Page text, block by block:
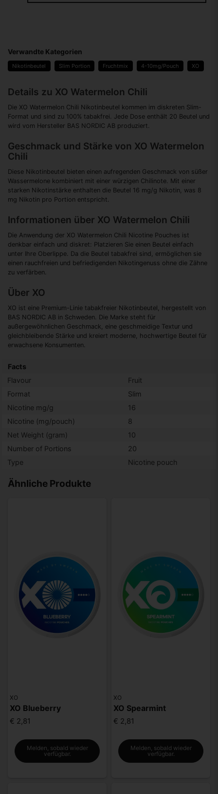
Ähnliche Produkte
XO
XO Blueberry
€ 2,81
Melden, sobald wieder
verfügbar.
XO
XO Spearmint
€ 2,81
Melden, sobald wieder
verfügbar.
Verwandte Kategorien
Nikotinbeutel Slim Portion Fruchtmix 4-10mg/Pouch XO
Details zu XO Watermelon Chili
Die XO Watermelon Chili Nikotinbeutel kommen im diskreten Slim-
Format und sind zu 100% tabakfrei. Jede Dose enthält 20 Beutel und
wird vom Hersteller BAS NORDIC AB produziert.
Geschmack und Stärke von XO Watermelon
Chili
Diese Nikotinbeutel bieten einen aufregenden Geschmack von süßer
Wassermelone kombiniert mit einer würzigen Chilinote. Mit einer
starken Nikotinstärke enthalten die Beutel 16 mg/g Nikotin, was 8
mg Nikotin pro Portion entspricht.
Informationen über XO Watermelon Chili
Die Anwendung der XO Watermelon Chili Nicotine Pouches ist
denkbar einfach und diskret: Platzieren Sie einen Beutel einfach
unter Ihre Oberlippe. Da die Beutel tabakfrei sind, ermöglichen sie
einen rauchfreien und befriedigenden Nikotingenuss ohne die Zähne
zu verfärben.
Über XO
XO ist eine Premium-Linie tabakfreier Nikotinbeutel, hergestellt von
BAS NORDIC AB in Schweden. Die Marke steht für
außergewöhnlichen Geschmack, eine geschmeidige Textur und
gleichbleibende Stärke und kreiert moderne, hochwertige Beutel für
erwachsene Konsumenten.
Facts
Flavour
Fruit
Format
Slim
Nicotine mg/g
16
Nicotine (mg/pouch)
8
Net Weight (gram)
10
Number of Portions
20
Type
Nicotine pouch